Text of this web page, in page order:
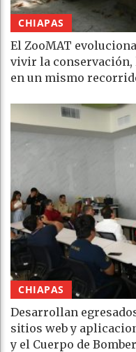
CHIAPAS
El ZooMAT
vivir la conservación,
en un mismo
CHIAPAS
Desarrollan
sitios web y
y el Cuerpo de